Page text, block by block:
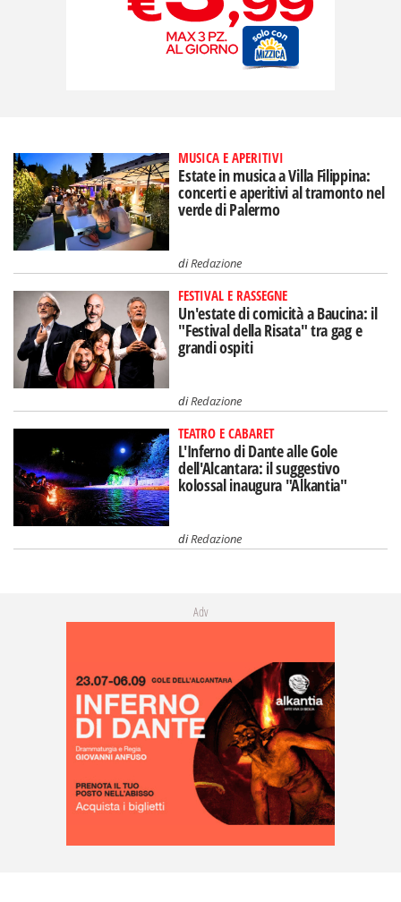
MUSICA E APERITIVI
Estate in musica a Villa Filippina:
concerti e aperitivi al tramonto nel
verde di Palermo
diRedazione
FESTIVAL E RASSEGNE
Un'estate di comicità a Baucina: il
"Festival della Risata" tra gag e
grandi ospiti
diRedazione
TEATRO E CABARET
L'Inferno di Dante alle Gole
dell'Alcantara: il suggestivo
kolossal inaugura "Alkantia"
diRedazione
Adv